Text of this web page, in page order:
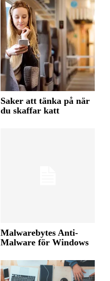
Saker att tänka på när
du skaffar katt
Malwarebytes Anti-
Malware för Windows